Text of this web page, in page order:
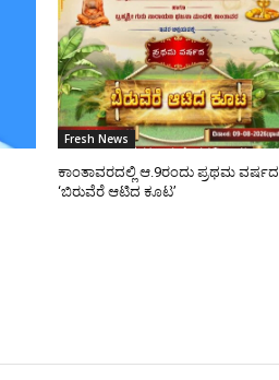
Fresh News
ಕಾಂತಾವರದಲ್ಲಿ ಆ.9ರಂದು ಪ್ರಥಮ ವರ್ಷದ
‘ಬಿರುವೆರೆ ಆಟಿದ ಕೂಟ’